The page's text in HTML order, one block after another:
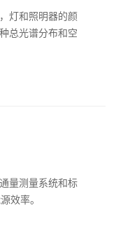
灯和照明器的颜
总光谱分布和空
量测量系统和标
效率。